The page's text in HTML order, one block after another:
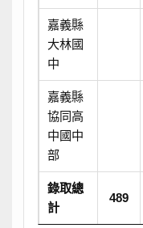
嘉義縣
大林國
中
嘉義縣
協同高
中國中
部
錄取總
計
489